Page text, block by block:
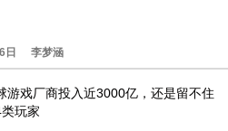
日 李梦涵
游戏厂商投入近3000亿，还是留不住
玩家